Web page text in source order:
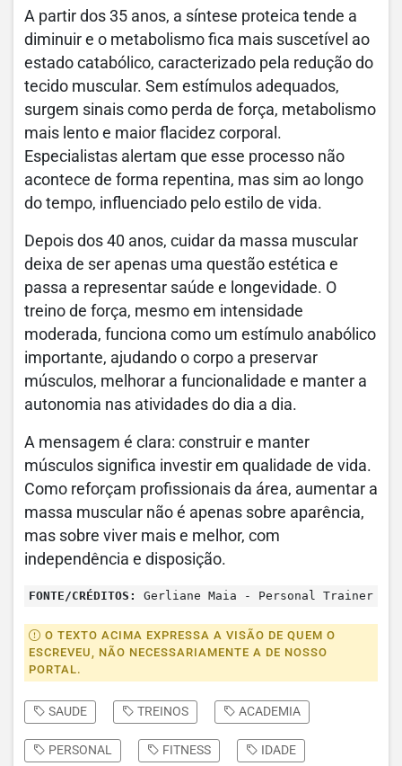
A partir dos 35 anos, a síntese proteica tende a
diminuir e o metabolismo fica mais suscetível ao
estado catabólico, caracterizado pela redução do
tecido muscular. Sem estímulos adequados,
surgem sinais como perda de força, metabolismo
mais lento e maior flacidez corporal.
Especialistas alertam que esse processo não
acontece de forma repentina, mas sim ao longo
do tempo, influenciado pelo estilo de vida.
Depois dos 40 anos, cuidar da massa muscular
deixa de ser apenas uma questão estética e
passa a representar saúde e longevidade. O
treino de força, mesmo em intensidade
moderada, funciona como um estímulo anabólico
importante, ajudando o corpo a preservar
músculos, melhorar a funcionalidade e manter a
autonomia nas atividades do dia a dia.
A mensagem é clara: construir e manter
músculos significa investir em qualidade de vida.
Como reforçam profissionais da área, aumentar a
massa muscular não é apenas sobre aparência,
mas sobre viver mais e melhor, com
independência e disposição.
FONTE/CRÉDITOS: Gerliane Maia - Personal Trainer
O TEXTO ACIMA EXPRESSA A VISÃO DE QUEM O
ESCREVEU, NÃO NECESSARIAMENTE A DE NOSSO
PORTAL.
SAUDE TREINOS ACADEMIA
PERSONAL FITNESS IDADE